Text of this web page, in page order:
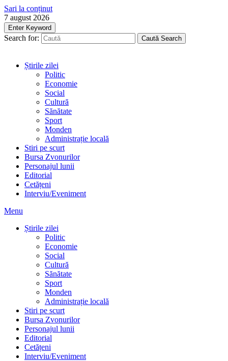
Sari la conținut
7 august 2026
Enter Keyword
Search for: Caută Search
Știrile zilei
Politic
Economie
Social
Cultură
Sănătate
Sport
Monden
Administrație locală
Stiri pe scurt
Bursa Zvonurilor
Personajul lunii
Editorial
Cetățeni
Interviu/Eveniment
Menu
Știrile zilei
Politic
Economie
Social
Cultură
Sănătate
Sport
Monden
Administrație locală
Stiri pe scurt
Bursa Zvonurilor
Personajul lunii
Editorial
Cetățeni
Interviu/Eveniment